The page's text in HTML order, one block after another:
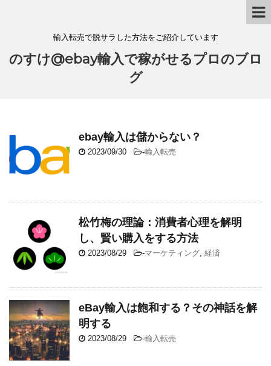
輸入転売で脱サラした方法をご紹介しています
のすけ@ebay輸入で稼がせるプロのブロ
グ
ebay輸入は儲からない？
2023/09/30 -輸入転売
松竹梅の理論：消費者心理を解明
し、賢い購入をする方法
2023/08/29 -マーケティング 経済
eBay輸入は飽和する？その神話を解
明する
2023/08/29 -輸入転売